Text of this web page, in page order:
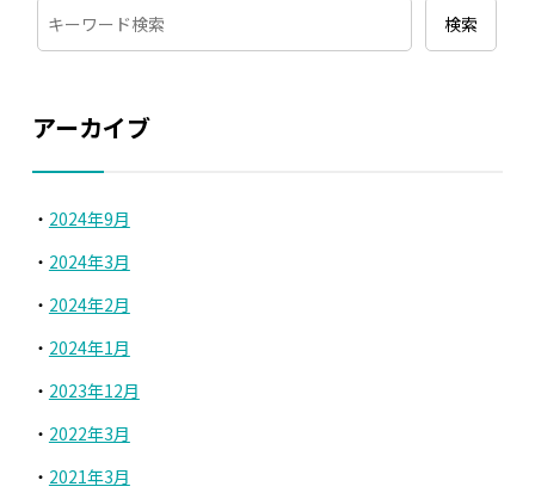
アーカイブ
2024年9月
2024年3月
2024年2月
2024年1月
2023年12月
2022年3月
2021年3月